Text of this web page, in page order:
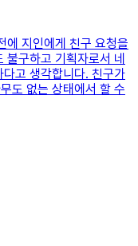
에 지인에게 친구 요청을
구하고 기획자로서 네
고 생각합니다. 친구가
도 없는 상태에서 할 수